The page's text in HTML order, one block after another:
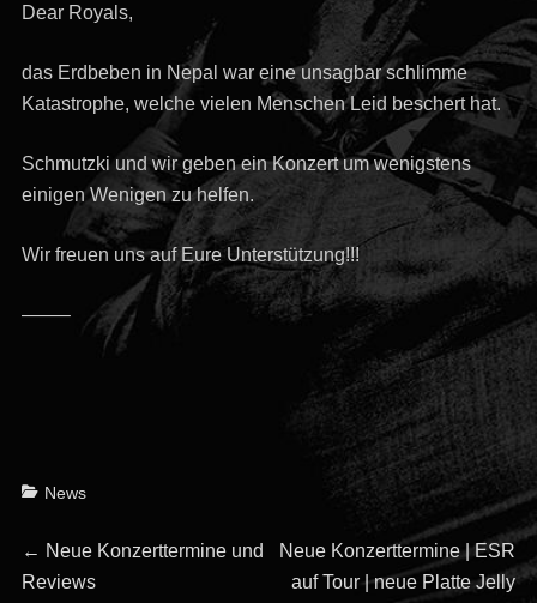
Dear Royals,
das Erdbeben in Nepal war eine unsagbar schlimme
Katastrophe, welche vielen Menschen Leid beschert hat.
Schmutzki und wir geben ein Konzert um wenigstens
einigen Wenigen zu helfen.
Wir freuen uns auf Eure Unterstützung!!!
——–
Categories
News
Beitragsnavigation
← Previous
post:
Neue Konzerttermine und
Reviews
Next
post:
Neue Konzerttermine | ESR
auf Tour | neue Platte Jelly